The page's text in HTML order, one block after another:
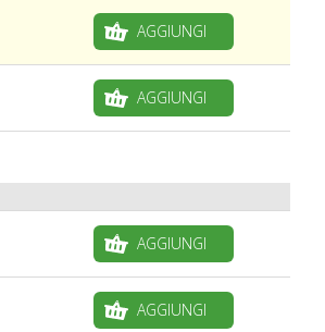
AGGIUNGI
AGGIUNGI
AGGIUNGI
AGGIUNGI